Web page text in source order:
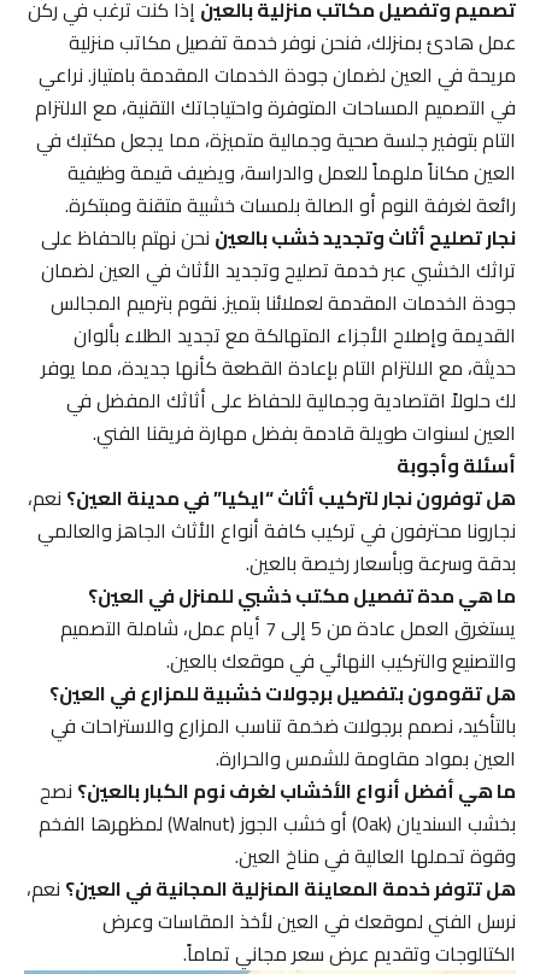
تصميم وتفصيل مكاتب منزلية بالعينإذا كنت ترغب في ركن
عمل هادئ بمنزلك، فنحن نوفر خدمة تفصيل مكاتب منزلية
مريحة في العين لضمان جودة الخدمات المقدمة بامتياز. نراعي
في التصميم المساحات المتوفرة واحتياجاتك التقنية، مع الالتزام
التام بتوفير جلسة صحية وجمالية متميزة، مما يجعل مكتبك في
العين مكاناً ملهماً للعمل والدراسة، ويضيف قيمة وظيفية
رائعة لغرفة النوم أو الصالة بلمسات خشبية متقنة ومبتكرة.
نجار تصليح أثاث وتجديد خشب بالعيننحن نهتم بالحفاظ على
تراثك الخشبي عبر خدمة تصليح وتجديد الأثاث في العين لضمان
جودة الخدمات المقدمة لعملائنا بتميز. نقوم بترميم المجالس
القديمة وإصلاح الأجزاء المتهالكة مع تجديد الطلاء بألوان
حديثة، مع الالتزام التام بإعادة القطعة كأنها جديدة، مما يوفر
لك حلولاً اقتصادية وجمالية للحفاظ على أثاثك المفضل في
العين لسنوات طويلة قادمة بفضل مهارة فريقنا الفني.
أسئلة وأجوبة
هل توفرون نجار لتركيب أثاث “ايكيا” في مدينة العين؟نعم،
نجارونا محترفون في تركيب كافة أنواع الأثاث الجاهز والعالمي
بدقة وسرعة وبأسعار رخيصة بالعين.
ما هي مدة تفصيل مكتب خشبي للمنزل في العين؟
يستغرق العمل عادة من 5 إلى 7 أيام عمل، شاملة التصميم
والتصنيع والتركيب النهائي في موقعك بالعين.
هل تقومون بتفصيل برجولات خشبية للمزارع في العين؟
بالتأكيد، نصمم برجولات ضخمة تناسب المزارع والاستراحات في
العين بمواد مقاومة للشمس والحرارة.
ما هي أفضل أنواع الأخشاب لغرف نوم الكبار بالعين؟نصح
بخشب السنديان (Oak) أو خشب الجوز (Walnut) لمظهرها الفخم
وقوة تحملها العالية في مناخ العين.
هل تتوفر خدمة المعاينة المنزلية المجانية في العين؟نعم،
نرسل الفني لموقعك في العين لأخذ المقاسات وعرض
الكتالوجات وتقديم عرض سعر مجاني تماماً.